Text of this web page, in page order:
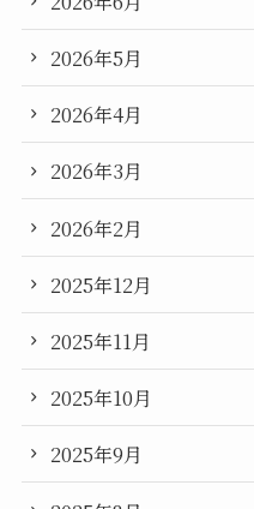
2026年5月
2026年4月
2026年3月
2026年2月
2025年12月
2025年11月
2025年10月
2025年9月